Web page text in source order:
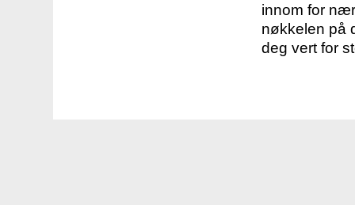
innom for
nøkkelen på
deg vert for